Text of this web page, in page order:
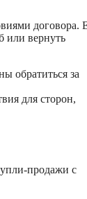
договора.
или вернуть
обратиться за
для сторон,
продажи с